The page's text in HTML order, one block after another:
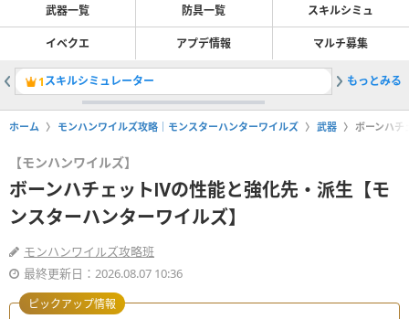
武器一覧 防具一覧 スキルシミュ
イベクエ アプデ情報 マルチ募集
1スキルシミュレーター 2片手剣
もっとみる
ホーム モンハンワイルズ攻略｜モンスターハンターワイルズ 武器 ボーンハチ
【モンハンワイルズ】
ボーンハチェットⅣの性能と強化先・派生【モ
ンスターハンターワイルズ】
モンハンワイルズ攻略班
最終更新日：2026.08.07 10:36
ピックアップ情報